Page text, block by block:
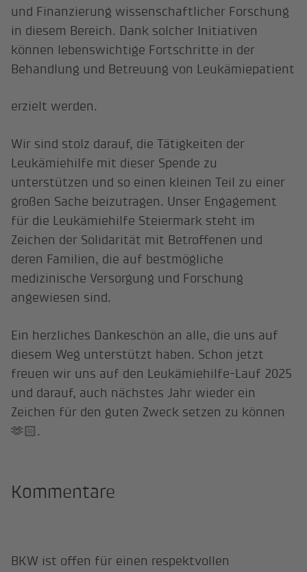
und Finanzierung wissenschaftlicher Forschung
in diesem Bereich. Dank solcher Initiativen
können lebenswichtige Fortschritte in der
Behandlung und Betreuung von Leukämiepatient
erzielt werden.
Wir sind stolz darauf, die Tätigkeiten der
Leukämiehilfe mit dieser Spende zu
unterstützen und so einen kleinen Teil zu einer
großen Sache beizutragen. Unser Engagement
für die Leukämiehilfe Steiermark steht im
Zeichen der Solidarität mit Betroffenen und
deren Familien, die auf bestmögliche
medizinische Versorgung und Forschung
angewiesen sind.
Ein herzliches Dankeschön an alle, die uns auf
diesem Weg unterstützt haben. Schon jetzt
freuen wir uns auf den Leukämiehilfe-Lauf 2025
und darauf, auch nächstes Jahr wieder ein
Zeichen für den guten Zweck setzen zu können
🫶🏻.
Kommentare
BKW ist offen für einen respektvollen